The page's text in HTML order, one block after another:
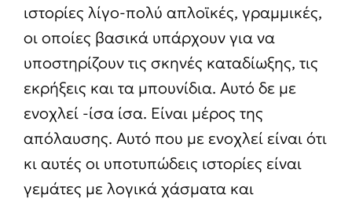
ιστορίες λίγο-πολύ απλοϊκές, γραμμικές,
οι οποίες βασικά υπάρχουν για να
υποστηρίζουν τις σκηνές καταδίωξης, τις
εκρήξεις και τα μπουνίδια. Αυτό δε με
ενοχλεί -ίσα ίσα. Είναι μέρος της
απόλαυσης. Αυτό που με ενοχλεί είναι ότι
κι αυτές οι υποτυπώδεις ιστορίες είναι
γεμάτες με λογικά χάσματα και